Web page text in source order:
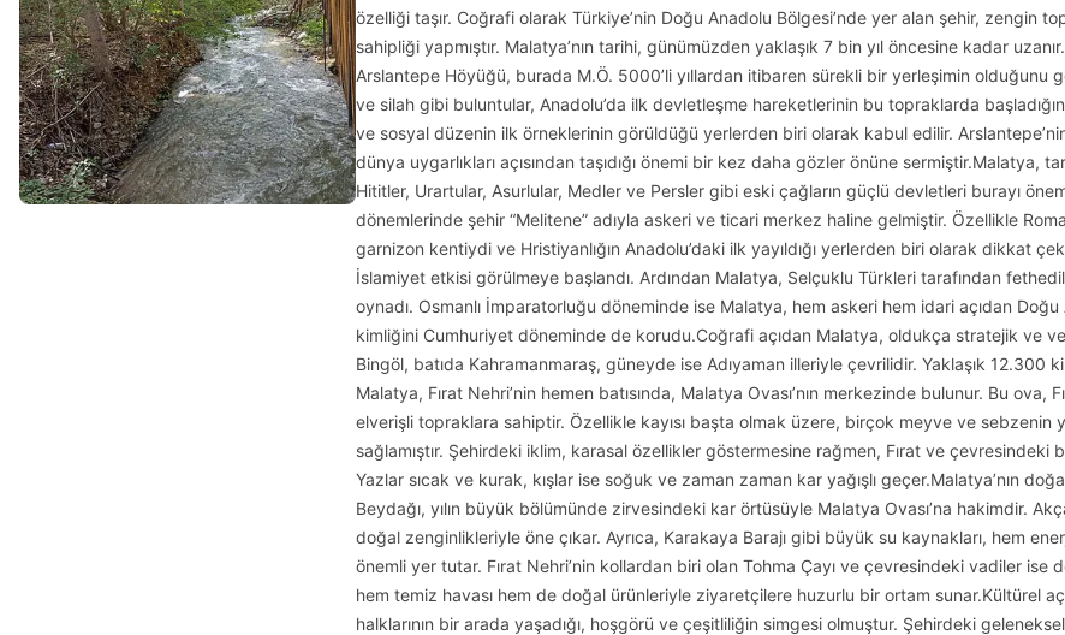
özelliği taşır. Coğrafi olarak Türkiye’nin Doğu Anadolu Bölgesi’nde yer alan şehir, zengin
sahipliği yapmıştır. Malatya’nın tarihi, günümüzden yaklaşık 7 bin yıl öncesine kadar
Arslantepe Höyüğü, burada M.Ö. 5000’li yıllardan itibaren sürekli bir yerleşimin olduğunu
ve silah gibi buluntular, Anadolu’da ilk devletleşme hareketlerinin bu topraklarda
ve sosyal düzenin ilk örneklerinin görüldüğü yerlerden biri olarak kabul edilir. Arslantepe’nin
dünya uygarlıkları açısından taşıdığı önemi bir kez daha gözler önüne sermiştir.Malatya,
Hititler, Urartular, Asurlular, Medler ve Persler gibi eski çağların güçlü devletleri burayı
dönemlerinde şehir “Melitene” adıyla askeri ve ticari merkez haline gelmiştir. Özellikle
garnizon kentiydi ve Hristiyanlığın Anadolu’daki ilk yayıldığı yerlerden biri olarak dikkat
İslamiyet etkisi görülmeye başlandı. Ardından Malatya, Selçuklu Türkleri tarafından
oynadı. Osmanlı İmparatorluğu döneminde ise Malatya, hem askeri hem idari açıdan
kimliğini Cumhuriyet döneminde de korudu.Coğrafi açıdan Malatya, oldukça stratejik ve
Bingöl, batıda Kahramanmaraş, güneyde ise Adıyaman illeriyle çevrilidir. Yaklaşık
Malatya, Fırat Nehri’nin hemen batısında, Malatya Ovası’nın merkezinde bulunur. Bu ova,
elverişli topraklara sahiptir. Özellikle kayısı başta olmak üzere, birçok meyve ve sebzenin
sağlamıştır. Şehirdeki iklim, karasal özellikler göstermesine rağmen, Fırat ve
Yazlar sıcak ve kurak, kışlar ise soğuk ve zaman zaman kar yağışlı geçer.Malatya’nın
Beydağı, yılın büyük bölümünde zirvesindeki kar örtüsüyle Malatya Ovası’na hakimdir.
doğal zenginlikleriyle öne çıkar. Ayrıca, Karakaya Barajı gibi büyük su kaynakları, hem
önemli yer tutar. Fırat Nehri’nin kollardan biri olan Tohma Çayı ve çevresindeki vadiler
hem temiz havası hem de doğal ürünleriyle ziyaretçilere huzurlu bir ortam sunar.Kültürel
halklarının bir arada yaşadığı, hoşgörü ve çeşitliliğin simgesi olmuştur. Şehirdeki